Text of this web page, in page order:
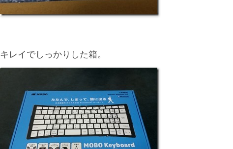
キレイでしっかりした箱。